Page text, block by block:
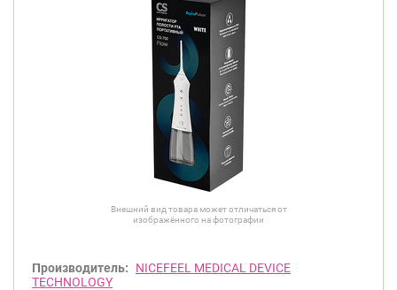
Внешний вид товара может отличаться от
изображённого на фотографии
Производитель:
NICEFEEL MEDICAL DEVICE
TECHNOLOGY